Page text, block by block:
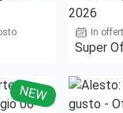
In
Super
NEW